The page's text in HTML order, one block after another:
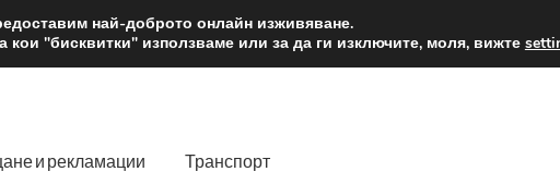
лв. Доставка
и рекламации Транспорт
най-доброто онлайн изживяване.
"бисквитки" използваме или за да ги изключите, моля, вижте